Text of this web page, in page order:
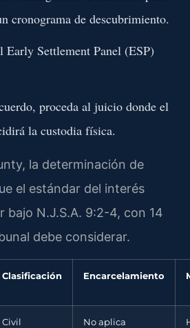
cronograma de descubrimiento.
Early Settlement Panel (ESP)
proceda al juicio donde el
la custodia física.
la determinación de
el estándar del interés
bajo N.J.S.A. 9:2-4, con 14
debe considerar.
Clasificación Encarcelamiento
Civil No aplica